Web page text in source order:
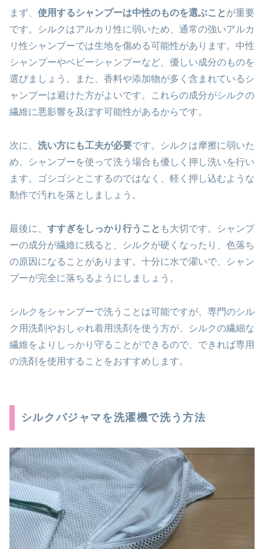
まず、 使用するシャンプーは中性のものを選ぶことが重要
です。シルクはアルカリ性に弱いため、通常の強いアルカ
リ性シャンプーでは生地を傷める可能性があります。中性
シャンプーやベビーシャンプーなど、優しい成分のものを
選びましょう。また、香料や添加物が多く含まれているシ
ャンプーは避けた方がよいです。これらの成分がシルクの
繊維に悪影響を及ぼす可能性があるからです。
次に、 洗い方にも工夫が必要です。シルクは摩擦に弱いた
め、シャンプーを使って洗う場合も優しく押し洗いを行い
ます。ゴシゴシとこするのではなく、軽く押し込むような
動作で汚れを落としましょう。
最後に、 すすぎをしっかり行うこと も大切です。シャンプ
ーの成分が繊維に残ると、シルクが硬くなったり、色落ち
の原因になることがあります。十分に水で濯いで、シャン
プーが完全に落ちるようにしましょう。
シルクをシャンプーで洗うことは可能ですが、専門のシル
ク用洗剤やおしゃれ着用洗剤を使う方が、シルクの繊細な
繊維をよりしっかり守ることができるので、できれば専用
の洗剤を使用することをおすすめします。
シルクパジャマを洗濯機で洗う方法